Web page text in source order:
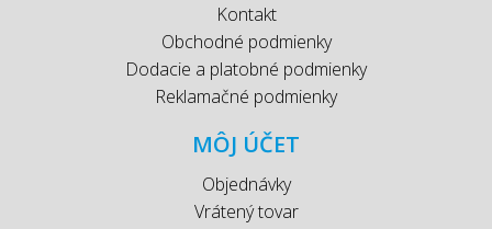
Kontakt
Obchodné podmienky
Dodacie a platobné podmienky
Reklamačné podmienky
MÔJ ÚČET
Objednávky
Vrátený tovar